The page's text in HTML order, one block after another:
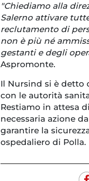
"Chiediamo alla
Salerno attivare
reclutamento di
non è più né
gestanti e degli
Aspromonte.
Il Nursind si è detto
con le autorità
Restiamo in attesa
necessaria azione
garantire la
ospedaliero di Polla.